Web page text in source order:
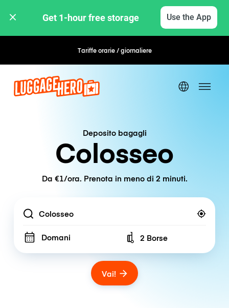
Get 1-hour free storage Use the App
Tariffe orarie / giornaliere
Deposito bagagli
Colosseo
Da €1/ora. Prenota in meno di 2 minuti.
Location
Domani Number of bags
2 Borse
Vai!